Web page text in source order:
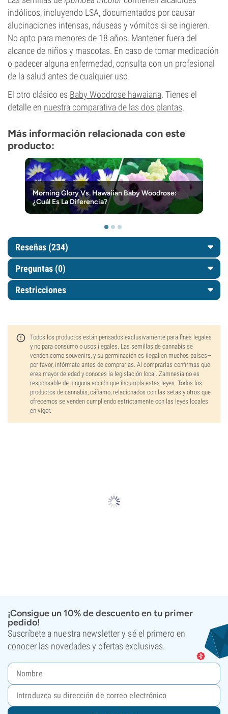
indólicos, incluyendo LSA, documentados por causar
alucinaciones intensas, náuseas y vómitos si se ingieren.
No apto para menores de 18 años. Mantener fuera del
alcance de niños y mascotas. En caso de tomar medicación
o padecer alguna enfermedad, consulta con un profesional
de la salud antes de cualquier uso.
El otro clásico es Baby Woodrose hawaiana. Tienes el
detalle en nuestra comparativa de las dos plantas.
Más información relacionada con este
producto:
Morning Glory Vs. Hawaiian Baby Woodrose:
¿Cuál Es La Diferencia?
Reseñas (234)
Preguntas (0)
Restricciones
Todos los productos están pensados exclusivamente para fines legales
y no para consumo o usos ilegales. Las semillas de cannabis se
venden como souvenirs, y su germinación es ilegal en muchos países—
por favor, infórmate antes de comprarlas. Al comprarlas confirmas que
eres mayor de edad y conoces la legislación local. Zamnesia no es
responsable de ninguna acción que incumpla estas leyes. Todos los
productos de cannabis, cáñamo, relacionados con las setas y otros que
ofrecemos se venden cumpliendo estrictamente con las leyes locales
en vigor.
¡Consigue un 10% de descuento en tu primer
pedido!
Suscríbete a nuestra newsletter y sé el primero en
conocer las novedades y ofertas exclusivas.